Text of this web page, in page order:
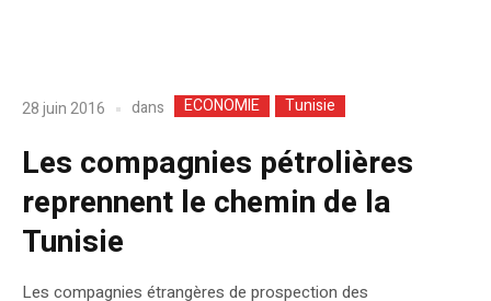
28 juin 2016 dans ECONOMIE Tunisie
Les compagnies pétrolières
reprennent le chemin de la
Tunisie
Les compagnies étrangères de prospection des